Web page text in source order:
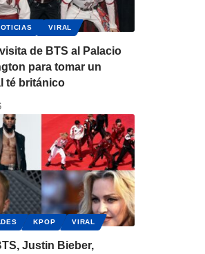
VIRAL
de BTS al Palacio
para tomar un
té británico
KPOP VIRAL
Justin Bieber,